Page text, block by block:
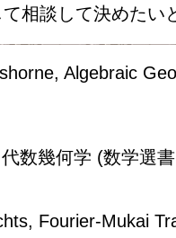
相談して決めたい
Algebraic
数幾何学 (数学選
Fourier-Mukai